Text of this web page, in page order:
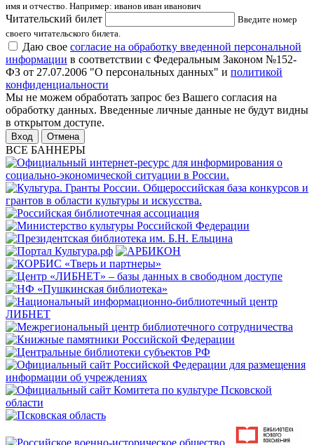
имя и отчество. Например: иванов иван иванович
Читательский билет
Введите номер
своего читательского билета.
Даю свое согласие на обработку введенной персональной
информации в соответствии с Федеральным Законом №152-
ФЗ от 27.07.2006 "О персональных данных" и политикой
конфиденциальности
Мы не можем обработать запрос без Вашего согласия на
обработку данных. Введенные личные данные не будут видны
в открытом доступе.
Отмена
ВСЕ БАННЕРЫ